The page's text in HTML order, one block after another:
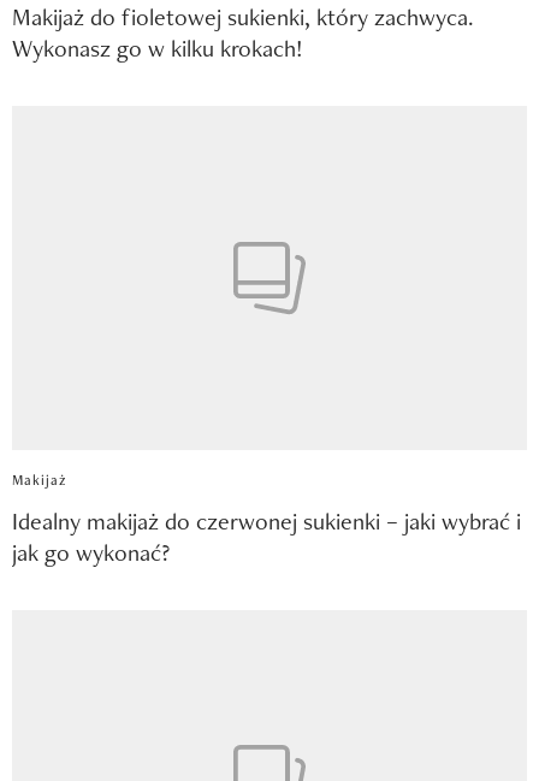
Makijaż do fioletowej sukienki, który zachwyca.
Wykonasz go w kilku krokach!
Makijaż
Idealny makijaż do czerwonej sukienki – jaki wybrać i
jak go wykonać?